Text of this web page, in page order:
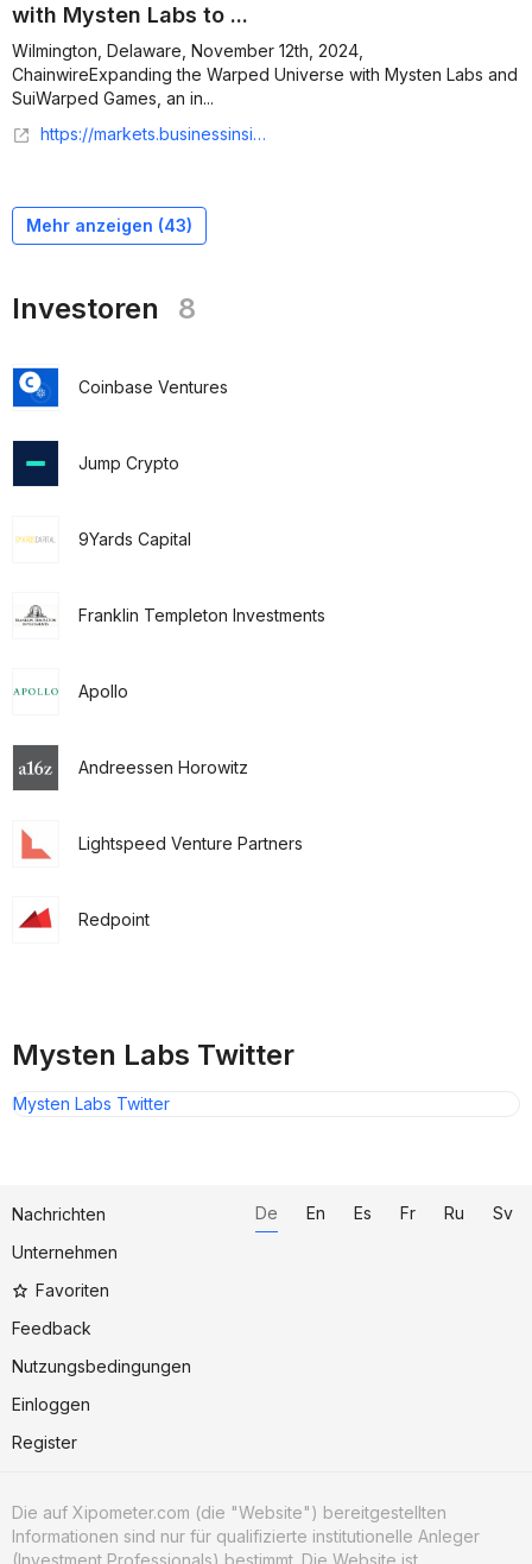
with Mysten Labs to ...
Wilmington, Delaware, November 12th, 2024,
ChainwireExpanding the Warped Universe with Mysten Labs and
SuiWarped Games, an in...
https://markets.businessinsider.com/news/currencies/warped-games-announces-official-partnership-with-mysten-labs-to-build-on-sui-1033999612
Mehr anzeigen (43)
Investoren 8
Coinbase Ventures
Jump Crypto
9Yards Capital
Franklin Templeton Investments
Apollo
Andreessen Horowitz
Lightspeed Venture Partners
Redpoint
Mysten Labs Twitter
Mysten Labs Twitter
Nachrichten
Unternehmen
Favoriten
Feedback
Nutzungsbedingungen
Einloggen
Register
De En Es Fr Ru Sv
Die auf Xipometer.com (die "Website") bereitgestellten
Informationen sind nur für qualifizierte institutionelle Anleger
(Investment Professionals) bestimmt. Die Website ist